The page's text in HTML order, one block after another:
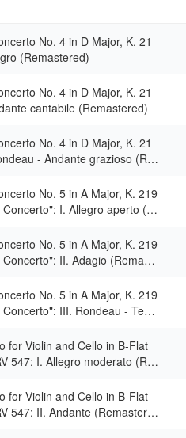
No. 4 in D Major, K. 21
(Remastered)
No. 4 in D Major, K. 21
cantabile (Remastered)
No. 4 in D Major, K. 21
- Andante grazioso (Re
No. 5 in A Major, K. 219
I. Allegro aperto (R
No. 5 in A Major, K. 219
II. Adagio (Remaste
No. 5 in A Major, K. 219
Concerto": III. Rondeau - Tem
for Violin and Cello in B-Flat
547: I. Allegro moderato (Re
for Violin and Cello in B-Flat
547: II. Andante (Remastere